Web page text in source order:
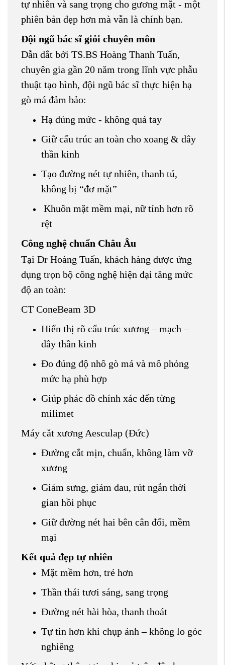
tự nhiên và sang trọng cho gương mặt - một
phiên bản đẹp hơn mà vẫn là chính bạn.
Đội ngũ bác sĩ giỏi chuyên môn
Dẫn dắt bởi TS.BS Hoàng Thanh Tuấn,
chuyên gia gần 20 năm trong lĩnh vực phẫu
thuật tạo hình, đội ngũ bác sĩ thực hiện hạ
gò má đảm bảo:
Hạ đúng mức - không quá tay
Giữ cấu trúc an toàn cho xoang & dây
thần kinh
Tạo đường nét tự nhiên, thanh tú,
không bị “đơ mặt”
Khuôn mặt mềm mại, nữ tính hơn rõ
rệt
Công nghệ chuẩn Châu Âu
Tại Dr Hoàng Tuấn, khách hàng được ứng
dụng trọn bộ công nghệ hiện đại tăng mức
độ an toàn:
CT ConeBeam 3D
Hiển thị rõ cấu trúc xương – mạch –
dây thần kinh
Đo đúng độ nhô gò má và mô phỏng
mức hạ phù hợp
Giúp phác đồ chính xác đến từng
milimet
Máy cắt xương Aesculap (Đức)
Đường cắt mịn, chuẩn, không làm vỡ
xương
Giảm sưng, giảm đau, rút ngắn thời
gian hồi phục
Giữ đường nét hai bên cân đối, mềm
mại
Kết quả đẹp tự nhiên
Mặt mềm hơn, trẻ hơn
Thần thái tươi sáng, sang trọng
Đường nét hài hòa, thanh thoát
Tự tin hơn khi chụp ảnh – không lo góc
nghiêng